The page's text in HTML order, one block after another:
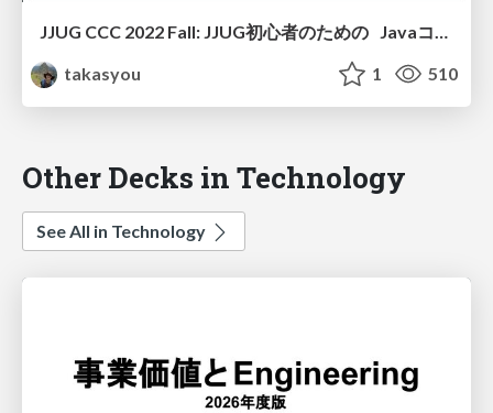
JJUG CCC 2022 Fall: JJUG初心者のための Javaコミュニティのススメ
takasyou
1 510
Other Decks in Technology
See All in Technology